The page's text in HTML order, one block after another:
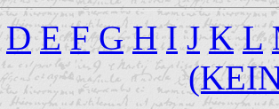
D E F G H I J K L